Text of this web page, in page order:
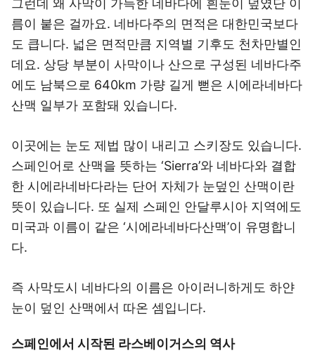
그런데 왜 사막이 가득한 네바다에 흰눈이 덮였단 이
름이 붙은 걸까요. 네바다주의 면적은 대한민국보다
도 큽니다. 넓은 면적만큼 지역별 기후도 천차만별인
데요. 상당 부분이 사막이나 산으로 구성된 네바다주
에도 남북으로 640km 가량 길게 뻗은 시에라네바다
산맥 일부가 포함돼 있습니다.
이곳에는 눈도 제법 많이 내리고 스키장도 있습니다.
스페인어로 산맥을 뜻하는 ‘Sierra’와 네바다와 결합
한 시에라네바다라는 단어 자체가 눈덮인 산맥이란
뜻이 있습니다. 또 실제 스페인 안달루시아 지역에도
미국과 이름이 같은 ‘시에라네바다산맥’이 유명합니
다.
즉 사막도시 네바다의 이름은 아이러니하게도 하얀
눈이 덮인 산맥에서 따온 셈입니다.
스페인에서 시작된 라스베이거스의 역사